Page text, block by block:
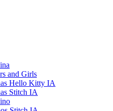
and Girls
Hello Kitty IA
Stitch IA